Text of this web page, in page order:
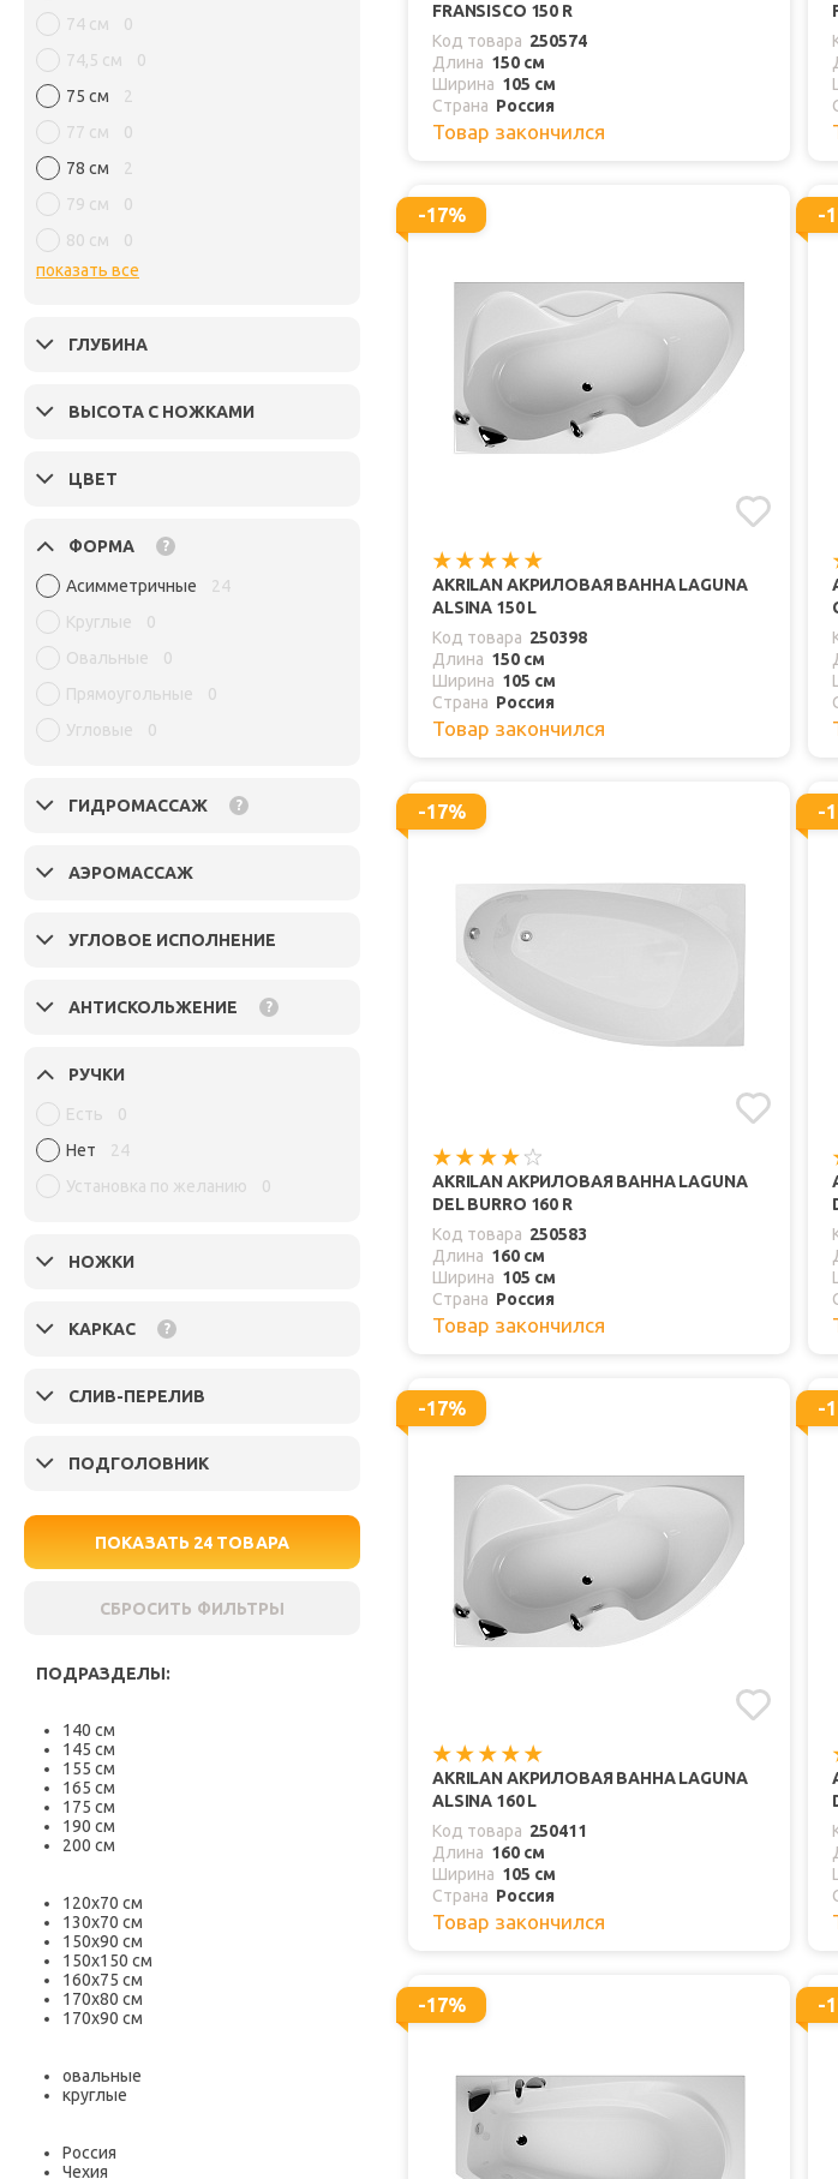
74 см
0
74,5 см
0
75 см
2
77 см
0
78 см
2
79 см
0
80 см
0
показать все
ГЛУБИНА
ВЫСОТА С НОЖКАМИ
ЦВЕТ
ФОРМА ?
Асимметричные
24
Круглые
0
Овальные
0
Прямоугольные
0
Угловые
0
ГИДРОМАССАЖ ?
АЭРОМАССАЖ
УГЛОВОЕ ИСПОЛНЕНИЕ
АНТИСКОЛЬЖЕНИЕ ?
РУЧКИ
Есть
0
Нет
24
Установка по желанию
0
НОЖКИ
КАРКАС ?
СЛИВ-ПЕРЕЛИВ
ПОДГОЛОВНИК
ПОКАЗАТЬ 24 ТОВАРА
СБРОСИТЬ ФИЛЬТРЫ
ПОДРАЗДЕЛЫ:
140 см
145 см
155 см
165 см
175 см
190 см
200 см
120х70 см
130х70 см
150х90 см
150х150 см
160х75 см
170х80 см
170х90 см
овальные
круглые
Россия
Чехия
FRANSISCO 150 R
Код товара 250574
Длина 150 см
Ширина 105 см
Страна Россия
Товар закончился
-17%
AKRILAN АКРИЛОВАЯ ВАННА LAGUNA
ALSINA 150 L
Код товара 250398
Длина 150 см
Ширина 105 см
Страна Россия
Товар закончился
-
-17%
AKRILAN АКРИЛОВАЯ ВАННА LAGUNA
DEL BURRO 160 R
Код товара 250583
Длина 160 см
Ширина 105 см
Страна Россия
Товар закончился
-
-17%
AKRILAN АКРИЛОВАЯ ВАННА LAGUNA
ALSINA 160 L
Код товара 250411
Длина 160 см
Ширина 105 см
Страна Россия
Товар закончился
-
-17% -